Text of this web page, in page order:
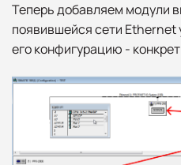
Теперь добавляем модули
появившейся сети Ethernet
его конфигурацию -